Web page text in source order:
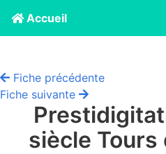
Accueil
Fiche précédente
Fiche suivante
siècle Tours